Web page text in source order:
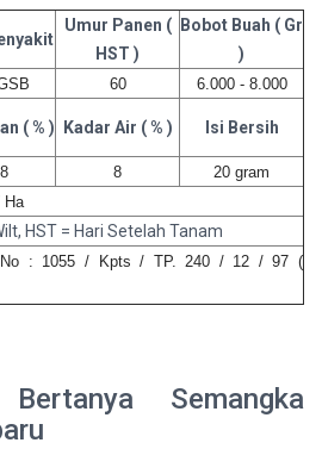
Umur Panen (
HST )
Bobot Buah ( Gr
)
60 6.000 - 8.000
( % ) Kadar Air ( % ) Isi Bersih
8
20 gram
Ha
HST = Hari Setelah Tanam
No : 1055 / Kpts / TP. 240 / 12 / 97 (
Semangka